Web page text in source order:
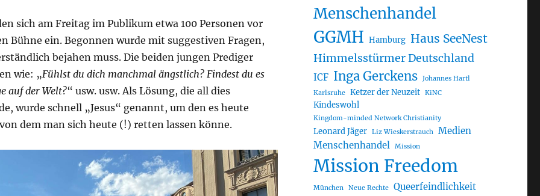
sich am Freitag im Publikum etwa 100 Personen vor
Bühne ein. Begonnen wurde mit suggestiven Fragen,
bejahen muss. Die beiden jungen Prediger
wie: „Fühlst du dich manchmal ängstlich? Findest du es
auf der Welt?“ usw. usw. Als Lösung, die all dies
wurde schnell „Jesus“ genannt, um den es heute
dem man sich heute (!) retten lassen könne.
Menschenhandel
GGMH Hamburg Haus SeeNest
Himmelsstürmer Deutschland
ICF Inga Gerckens
Johannes Hartl
Karlsruhe
Ketzer der Neuzeit KiNC
Kindeswohl
Kingdom-minded Network Christianity
Leonard Jäger Liz Wieskerstrauch
Medien
Menschenhandel
Mission
Mission Freedom
München Neue Rechte Queerfeindlichkeit